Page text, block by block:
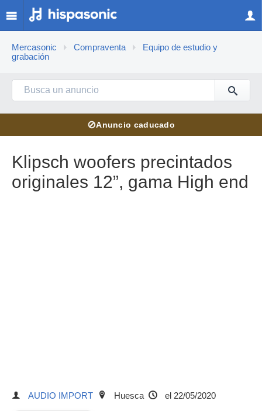
Mercasonic Compraventa
Equipo de estudio y
grabación
⊘Anuncio caducado
Klipsch woofers precintados
originales 12”, gama High end
AUDIO IMPORT Huesca el 22/05/2020